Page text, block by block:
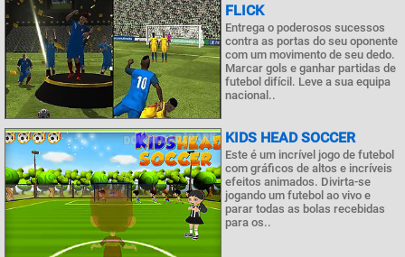
FLICK
Entrega o poderosos sucessos
contra as portas do seu oponente
com um movimento de seu dedo.
Marcar gols e ganhar partidas de
futebol difícil. Leve a sua equipa
nacional..
KIDS HEAD SOCCER
Este é um incrível jogo de futebol
com gráficos de altos e incríveis
efeitos animados. Divirta-se
jogando um futebol ao vivo e
parar todas as bolas recebidas
para os..